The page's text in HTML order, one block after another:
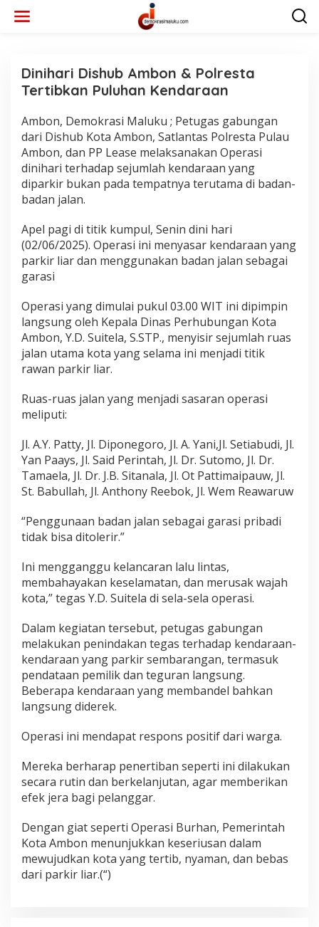
Dinihari Dishub Ambon & Polresta
Tertibkan Puluhan Kendaraan
A
M
B
O
N
|
J
N
,
2
0
2
O
E
H
R
E
D
A
K
S
Ambon, Demokrasi Maluku ; Petugas gabungan
dari Dishub Kota Ambon, Satlantas Polresta Pulau
Ambon, dan PP Lease melaksanakan Operasi
dinihari terhadap sejumlah kendaraan yang
diparkir bukan pada tempatnya terutama di badan-
badan jalan.
Apel pagi di titik kumpul, Senin dini hari
(02/06/2025). Operasi ini menyasar kendaraan yang
parkir liar dan menggunakan badan jalan sebagai
garasi
Operasi yang dimulai pukul 03.00 WIT ini dipimpin
langsung oleh Kepala Dinas Perhubungan Kota
Ambon, Y.D. Suitela, S.STP., menyisir sejumlah ruas
jalan utama kota yang selama ini menjadi titik
rawan parkir liar.
Ruas-ruas jalan yang menjadi sasaran operasi
meliputi:
Jl. A.Y. Patty, Jl. Diponegoro, Jl. A. Yani,Jl. Setiabudi, Jl.
Yan Paays, Jl. Said Perintah, Jl. Dr. Sutomo, Jl. Dr.
Tamaela, Jl. Dr. J.B. Sitanala, Jl. Ot Pattimaipauw, Jl.
St. Babullah, Jl. Anthony Reebok, Jl. Wem Reawaruw
“Penggunaan badan jalan sebagai garasi pribadi
tidak bisa ditolerir.”
Ini mengganggu kelancaran lalu lintas,
membahayakan keselamatan, dan merusak wajah
kota,” tegas Y.D. Suitela di sela-sela operasi.
Dalam kegiatan tersebut, petugas gabungan
melakukan penindakan tegas terhadap kendaraan-
kendaraan yang parkir sembarangan, termasuk
pendataan pemilik dan teguran langsung.
Beberapa kendaraan yang membandel bahkan
langsung diderek.
Operasi ini mendapat respons positif dari warga.
Mereka berharap penertiban seperti ini dilakukan
secara rutin dan berkelanjutan, agar memberikan
efek jera bagi pelanggar.
Dengan giat seperti Operasi Burhan, Pemerintah
Kota Ambon menunjukkan keseriusan dalam
mewujudkan kota yang tertib, nyaman, dan bebas
dari parkir liar.(“)